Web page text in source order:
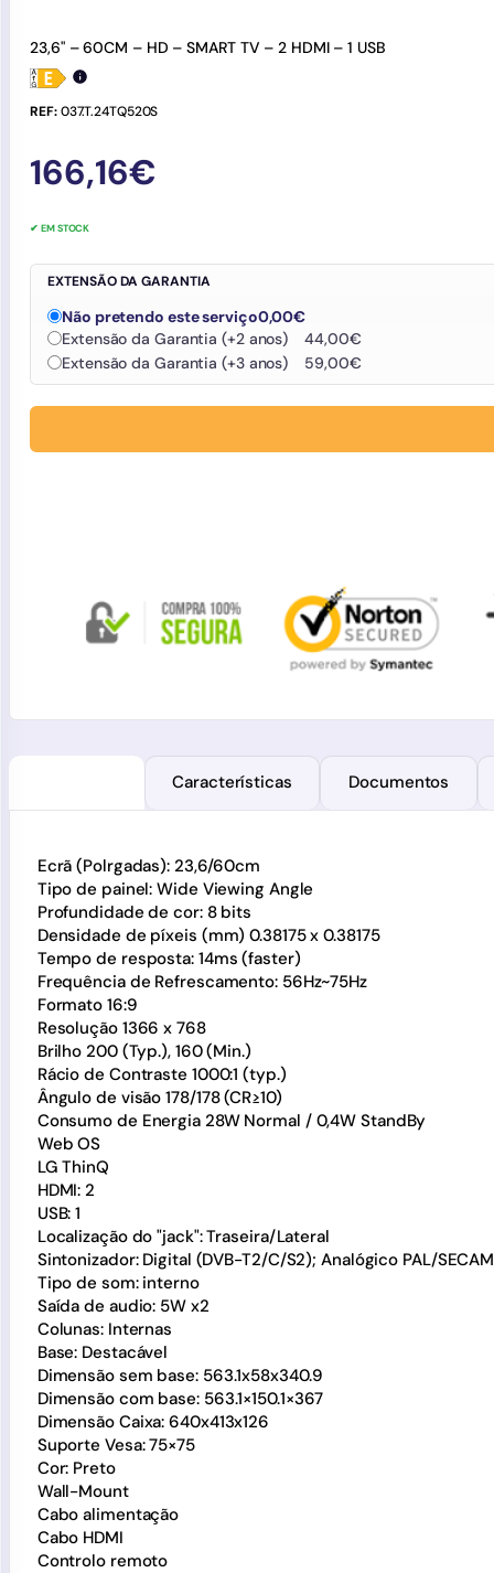
23,6" – 60CM – HD – SMART TV – 2 HDMI – 1 USB
REF:037.T.24TQ520S
166,16€
✔ EM STOCK
EXTENSÃO DA GARANTIA
Não pretendo este serviço0,00€
Extensão da Garantia (+2 anos)
44,00€
Extensão da Garantia (+3 anos)
59,00€
Características Documentos
Ecrã (Polrgadas): 23,6/60cm
Tipo de painel: Wide Viewing Angle
Profundidade de cor: 8 bits
Densidade de píxeis (mm) 0.38175 x 0.38175
Tempo de resposta: 14ms (faster)
Frequência de Refrescamento: 56Hz~75Hz
Formato 16:9
Resolução 1366 x 768
Brilho 200 (Typ.), 160 (Min.)
Rácio de Contraste 1000:1 (typ.)
Ângulo de visão 178/178 (CR≥10)
Consumo de Energia 28W Normal / 0,4W StandBy
Web OS
LG ThinQ
HDMI: 2
USB: 1
Localização do "jack": Traseira/Lateral
Sintonizador: Digital (DVB-T2/C/S2); Analógico PAL/SECAM
Tipo de som: interno
Saída de audio: 5W x2
Colunas: Internas
Base: Destacável
Dimensão sem base: 563.1x58x340.9
Dimensão com base: 563.1×150.1×367
Dimensão Caixa: 640x413x126
Suporte Vesa: 75×75
Cor: Preto
Wall-Mount
Cabo alimentação
Cabo HDMI
Controlo remoto